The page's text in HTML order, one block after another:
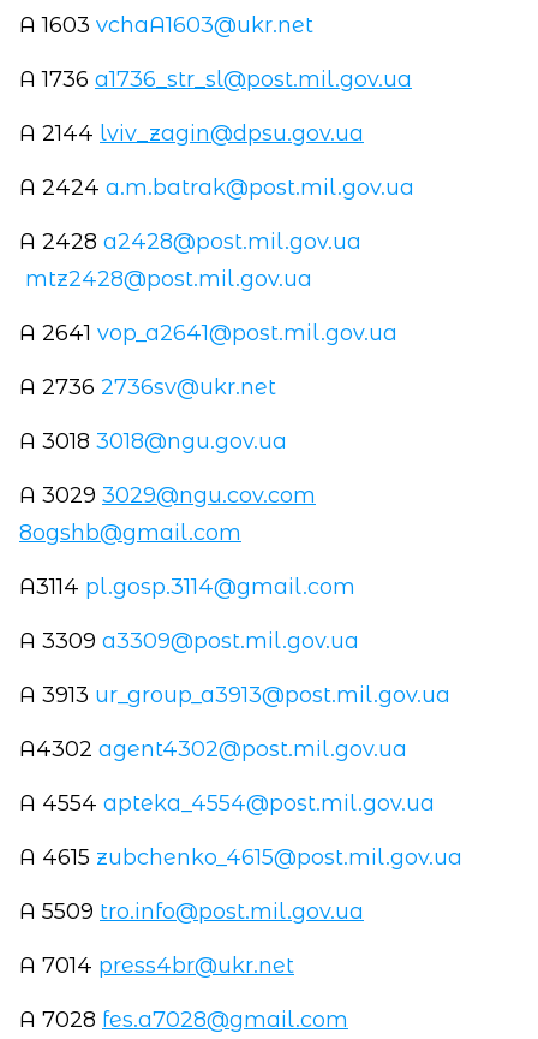
A 1603 vchaA1603@ukr.net
А 1736 a1736_str_sl@post.mil.gov.ua
А 2144 lviv_zagin@dpsu.gov.ua
A 2424 a.m.batrak@post.mil.gov.ua
A 2428 a2428@post.mil.gov.ua
mtz2428@post.mil.gov.ua
A 2641 vop_a2641@post.mil.gov.ua
A 2736 2736sv@ukr.net
A 3018 3018@ngu.gov.ua
А 3029 3029@ngu.cov.com
8ogshb@gmail.com
A3114 pl.gosp.3114@gmail.com
A 3309 a3309@post.mil.gov.ua
A 3913 ur_group_a3913@post.mil.gov.ua
A4302 agent4302@post.mil.gov.ua
A 4554 apteka_4554@post.mil.gov.ua
A 4615 zubchenko_4615@post.mil.gov.ua
А 5509 tro.info@post.mil.gov.ua
А 7014 press4br@ukr.net
А 7028 fes.a7028@gmail.com